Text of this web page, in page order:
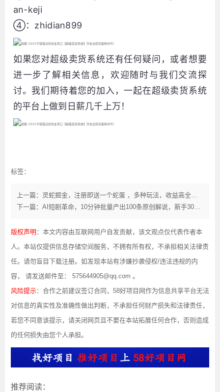
an-keji
④：zhidian899
如果您对超级卖货系统还有任何疑问，或者想要
进一步了解相关信息，欢迎随时与我们交流探
讨。我们期待着您的加入，一起在超级卖货系统
的平台上做到日薪几千上万！
标签：
上一篇：灵蛇掘金，注册即送一个蛇蛋 ，多种玩法，收益高全新模式。
下一篇：AI短剧革命，10分钟批量产出100条原创解说，新手30天狂揽5w实操揭秘
版权声明 ：本文内容由互联网用户自发贡献，该文观点仅代表作者本
人。本站仅提供信息存储空间服务，不拥有所有权，不承担相关法律责
任。请勿盲目下载注册。如发现本站有涉嫌抄袭侵权/违法违规的内
容， 请发送邮件至： 575644905@qq.com 。
风险提示：合作之前建议签订合同，58好项目网作为信息共享平台无法
对信息的真实性及准确性做出判断，不承担任何财产损失和法律责任，
若您不同意该提示，请关闭网页且不要在本站拓展任何合作，否则造成
的任何损失由您个人承担。
推荐阅读：